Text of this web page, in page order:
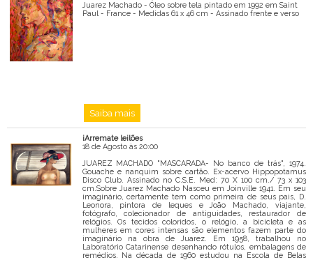
Juarez Machado - Óleo sobre tela pintado em 1992 em Saint
Paul - France - Medidas 61 x 46 cm - Assinado frente e verso
Saiba mais
iArremate leilões
18 de Agosto às 20:00
JUAREZ MACHADO "MASCARADA- No banco de trás", 1974.
Gouache e nanquim sobre cartão. Ex-acervo Hippopotamus
Disco Club. Assinado no C.S.E. Med: 70 X 100 cm./ 73 x 103
cm.Sobre Juarez Machado Nasceu em Joinville 1941. Em seu
imaginário, certamente tem como primeira de seus pais, D.
Leonora, pintora de leques e João Machado, viajante,
fotógrafo, colecionador de antiguidades, restaurador de
relógios. Os tecidos coloridos, o relógio, a bicicleta e as
mulheres em cores intensas são elementos fazem parte do
imaginário na obra de Juarez. Em 1958, trabalhou no
Laboratório Catarinense desenhando rótulos, embalagens de
remédios. Na década de 1960 estudou na Escola de Belas